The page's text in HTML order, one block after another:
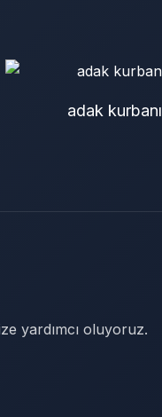
kurban bağışı
yardımcı oluyoruz.